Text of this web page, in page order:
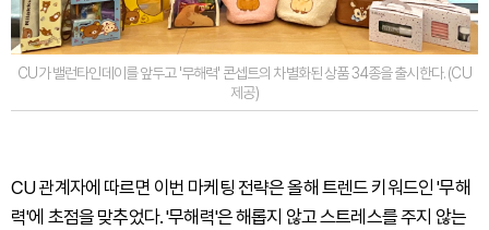
CU가 밸런타인데이를 앞두고 '무해력' 콘셉트의 차별화된 상품 34종을 출시한다. (CU
제공)
CU 관계자에 따르면 이번 마케팅 전략은 올해 트렌드 키워드인 '무해
력'에 초점을 맞추었다. '무해력'은 해롭지 않고 스트레스를 주지 않는